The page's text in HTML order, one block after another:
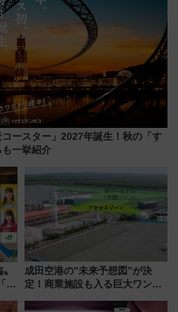
ースター」2027年誕生！秋の「す
一挙紹介
真
成田空港の”未来予想図”が決
定！商業施設も入る巨大ワンタ